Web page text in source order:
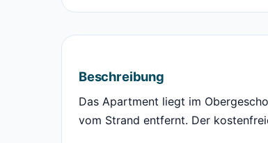
Beschreibung
Das Apartment liegt im
vom Strand entfernt. Der